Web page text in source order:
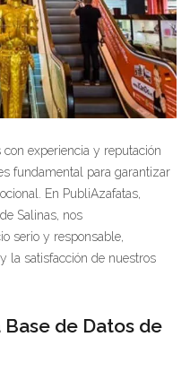
experiencia y reputación
fundamental para garantizar
En PubliAzafatas,
Salinas, nos
serio y responsable,
la satisfacción de nuestros
de Datos de